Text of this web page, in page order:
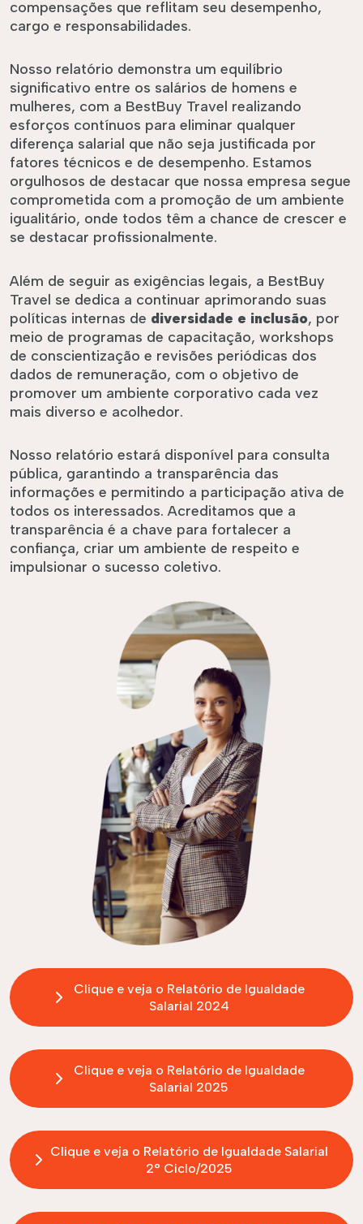
compensações que reflitam seu desempenho,
cargo e responsabilidades.
Nosso relatório demonstra um equilíbrio
significativo entre os salários de homens e
mulheres, com a BestBuy Travel realizando
esforços contínuos para eliminar qualquer
diferença salarial que não seja justificada por
fatores técnicos e de desempenho. Estamos
orgulhosos de destacar que nossa empresa segue
comprometida com a promoção de um ambiente
igualitário, onde todos têm a chance de crescer e
se destacar profissionalmente.
Além de seguir as exigências legais, a BestBuy
Travel se dedica a continuar aprimorando suas
políticas internas de diversidade e inclusão, por
meio de programas de capacitação, workshops
de conscientização e revisões periódicas dos
dados de remuneração, com o objetivo de
promover um ambiente corporativo cada vez
mais diverso e acolhedor.
Nosso relatório estará disponível para consulta
pública, garantindo a transparência das
informações e permitindo a participação ativa de
todos os interessados. Acreditamos que a
transparência é a chave para fortalecer a
confiança, criar um ambiente de respeito e
impulsionar o sucesso coletivo.
Clique e veja o Relatório de Igualdade
Salarial 2024
Clique e veja o Relatório de Igualdade
Salarial 2025
Clique e veja o Relatório de Igualdade Salarial
2° Ciclo/2025